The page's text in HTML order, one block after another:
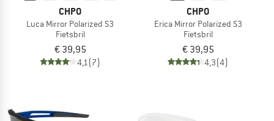
CHPO
Luca Mirror Polarized S3
Fietsbril
€ 39,95
4,1 (7)
CHPO
Erica Mirror Polarized S3
Fietsbril
€ 39,95
4,3(4)